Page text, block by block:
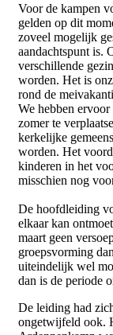
Voor de kampen
gelden op dit
zoveel mogelijk
aandachtspunt is.
verschillende
worden. Het is
rond de
We hebben
zomer te
kerkelijke
worden. Het
kinderen in het
misschien nog
De hoofdleiding
elkaar kan
maart geen
groepsvorming
uiteindelijk wel
dan is de periode
De leiding had
ongetwijfeld ook.